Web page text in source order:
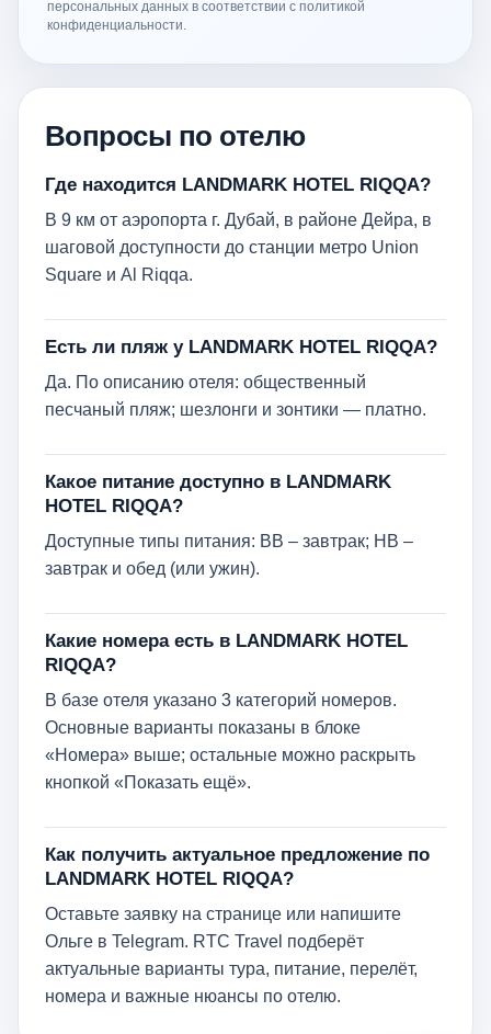
персональных данных в соответствии с политикой
конфиденциальности.
Вопросы по отелю
Где находится LANDMARK HOTEL RIQQA?
В 9 км от аэропорта г. Дубай, в районе Дейра, в
шаговой доступности до станции метро Union
Square и Al Riqqa.
Есть ли пляж у LANDMARK HOTEL RIQQA?
Да. По описанию отеля: общественный
песчаный пляж; шезлонги и зонтики — платно.
Какое питание доступно в LANDMARK
HOTEL RIQQA?
Доступные типы питания: BB – завтрак; HB –
завтрак и обед (или ужин).
Какие номера есть в LANDMARK HOTEL
RIQQA?
В базе отеля указано 3 категорий номеров.
Основные варианты показаны в блоке
«Номера» выше; остальные можно раскрыть
кнопкой «Показать ещё».
Как получить актуальное предложение по
LANDMARK HOTEL RIQQA?
Оставьте заявку на странице или напишите
Ольге в Telegram. RTC Travel подберёт
актуальные варианты тура, питание, перелёт,
номера и важные нюансы по отелю.